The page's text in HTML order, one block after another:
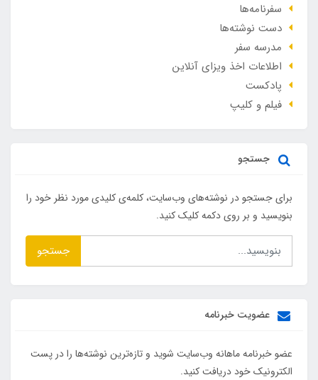
سفرنامه‌ها
دست نوشته‌ها
مدرسه سفر
اطلاعات اخذ ویزای آنلاین
پادکست
فیلم و کلیپ
جستجو
برای جستجو در نوشته‌های وب‌سایت، کلمه‌ی کلیدی مورد نظر خود را
بنویسید و بر روی دکمه کلیک کنید.
جستجو
عضویت خبرنامه
عضو خبرنامه ماهانه وب‌سایت شوید و تازه‌ترین نوشته‌ها را در پست
الکترونیک خود دریافت کنید.